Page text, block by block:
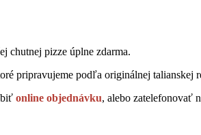
chutnej pizze úplne zdarma.
pripravujeme podľa originálnej talianskej
online objednávku, alebo zatelefonovať